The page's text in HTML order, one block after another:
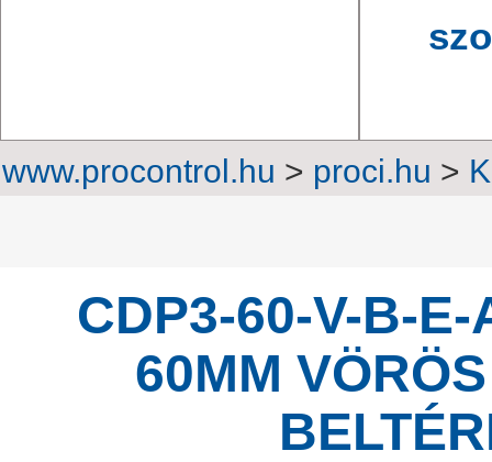
www.procontrol.hu > proci.hu >
CDP3-60-V-B-
60MM